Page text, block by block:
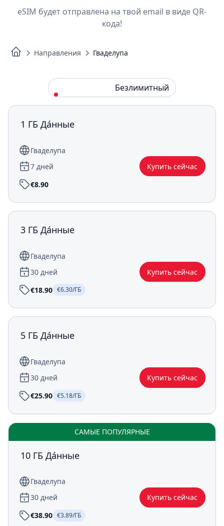
eSIM будет отправлена на твой email в виде QR-
кода!
Направления Гваделупа
Безлимитный
1 ГБ Да́нные
Гваделупа
7 дней
Купить сейчас
€8.90
3 ГБ Да́нные
Гваделупа
30 дней
Купить сейчас
€18.90 €6.30/ГБ
5 ГБ Да́нные
Гваделупа
30 дней
Купить сейчас
€25.90 €5.18/ГБ
САМЫЕ ПОПУЛЯРНЫЕ
10 ГБ Да́нные
Гваделупа
30 дней
Купить сейчас
€38.90 €3.89/ГБ